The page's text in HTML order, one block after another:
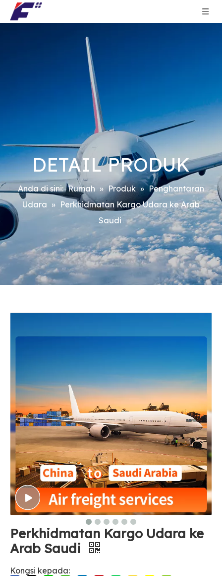
DETAIL PRODUK
Anda di sini: Rumah » Produk » Penghantaran
Udara » Perkhidmatan Kargo Udara ke Arab
Saudi
Perkhidmatan Kargo Udara ke
Arab Saudi
Kongsi kepada: